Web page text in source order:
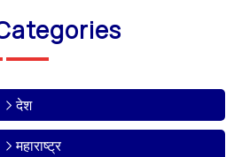
देश
महाराष्ट्र